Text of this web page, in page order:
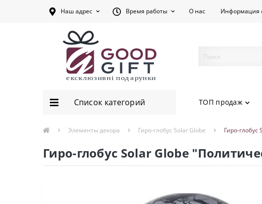
Наш адрес Время работы О нас Информация
Список категорий ТОП продаж
Элементы декора Гиро-глобус Solar Globe Гиро-
Гиро-глобус Solar Globe